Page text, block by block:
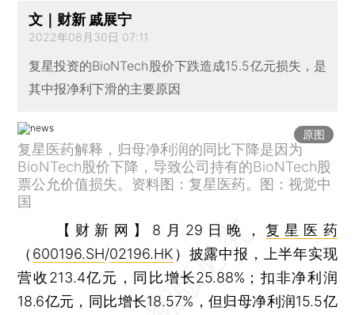
文｜财新 戚展宁
2022年08月30日 07:11
复星投资的BioNTech股价下跌造成15.5亿元损失，是
其中报净利下滑的主要原因
原图
复星医药解释，归母净利润的同比下降是因为
BioNTech股价下降，导致公司持有的BioNTech股
票公允价值损失。资料图：复星医药。图：视觉中
国
【财新网】 8月29日晚， 复星医药
（ 600196.SH/02196.HK ）披露中报，上半年实现
营收213.4亿元，同比增长25.88%；扣非净利润
18.6亿元，同比增长18.57%，但归母净利润15.5亿